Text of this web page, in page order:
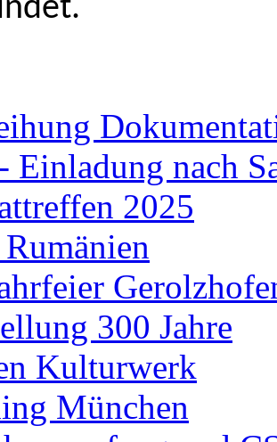
Einladung nach
2025
300 Jahre
Kulturwerk
München